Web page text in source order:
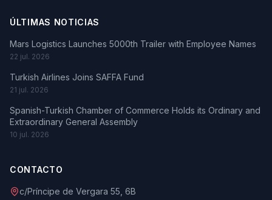
ÚLTIMAS NOTICIAS
Mars Logistics Launches 5000th Trailer with Employee Names
22 jul. 2026
Turkish Airlines Joins SAFFA Fund
21 jul. 2026
Spanish-Turkish Chamber of Commerce Holds its Ordinary and
Extraordinary General Assembly
10 jul. 2026
CONTACTO
c/Príncipe de Vergara 55, 6B